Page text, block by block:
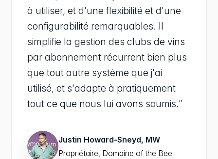
à utiliser, et d'une flexibilité et d'une
configurabilité remarquables. Il
simplifie la gestion des clubs de vins
par abonnement récurrent bien plus
que tout autre système que j'ai
utilisé, et s'adapte à pratiquement
tout ce que nous lui avons soumis.”
Justin Howard-Sneyd, MW
Propriétaire, Domaine of the Bee